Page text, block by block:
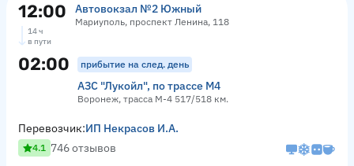
12:00 Автовокзал №2 Южный
Мариуполь, проспект Ленина, 118
14 ч
в пути
02:00 прибытие на след. день
АЗС "Лукойл", по трассе М4
Воронеж, трасса М-4 517/518 км.
Перевозчик:ИП Некрасов И.А.
4.1 746 отзывов